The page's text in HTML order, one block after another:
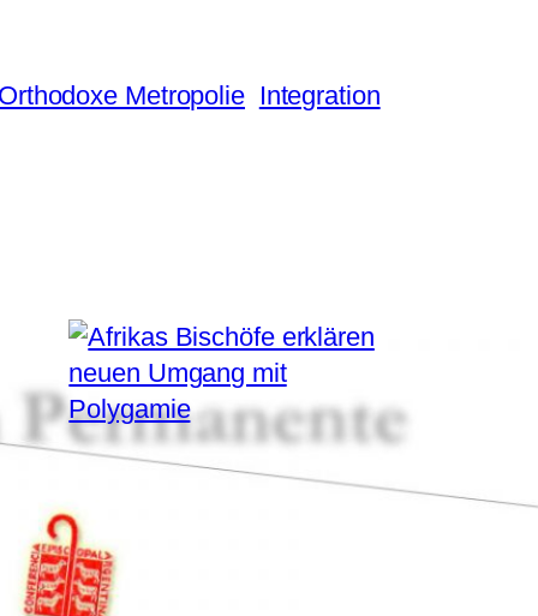
Metropolie Integration
24. März 2026
Afrikas Bischöfe
erklären neuen
Umgang mit